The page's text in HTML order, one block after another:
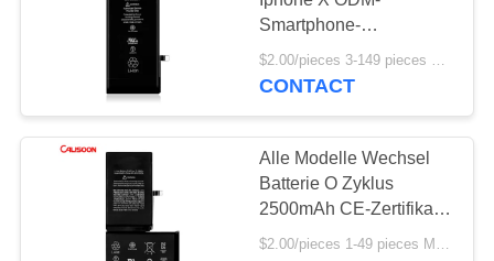
Ersatzbatterien für
Iphone 7
18
Smartphone-
Akkuwechsel
$2.00/pieces 3-149 pieces MOQ:3 Stücke
CONTACT
Alle Modelle Wechsel
Batterie O Zyklus
2500mAh CE-Zertifikat
Für Iphone Xs Max
$2.00/pieces 1-49 pieces MOQ:3 Stücke